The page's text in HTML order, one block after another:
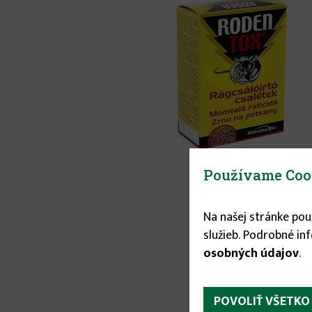
Používame
Na našej stránke
služieb. Podrobné
osobných údajov.
POVOLIŤ VŠETKO